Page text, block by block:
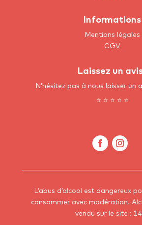
Informations
Mentions légales
CGV
Laissez un
N’hésitez pas à nous laisser un
⭐ ⭐ ⭐ ⭐ ⭐
L’abus d’alcool est dangereux
consommer avec modération.
vendu sur le site :